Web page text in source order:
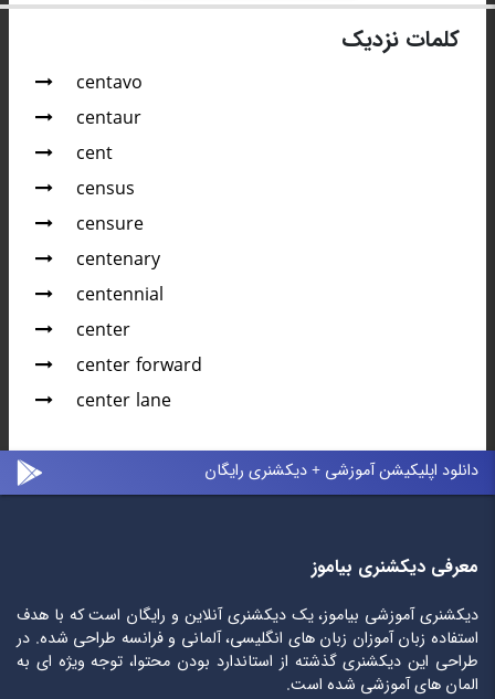
کلمات نزدیک
centavo
centaur
cent
census
censure
centenary
centennial
center
center forward
center lane
دانلود اپلیکیشن آموزشی + دیکشنری رایگان
معرفی دیکشنری بیاموز
دیکشنری آموزشی بیاموز، یک دیکشنری آنلاین و رایگان است که با هدف
استفاده زبان آموزان زبان های انگلیسی، آلمانی و فرانسه طراحی شده. در
طراحی این دیکشنری گذشته از استاندارد بودن محتوا، توجه ویژه ای به
المان های آموزشی شده است.